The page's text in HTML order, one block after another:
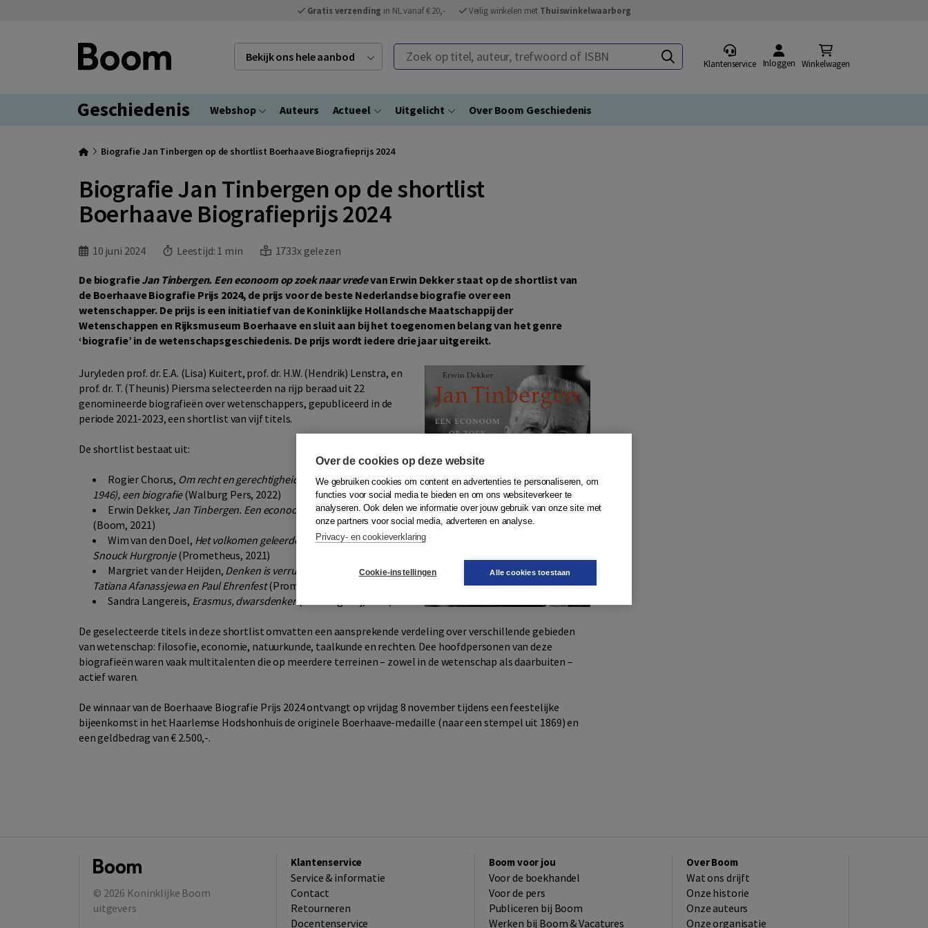
Gratis verzending in NL vanaf € 20,- Veilig winkelen met Thuiswinkelwaarborg
Bekijk ons hele aanbod Zoek op titel, auteur, trefwoord of ISBN
Klantenservice Inloggen Winkelwagen
Geschiedenis Webshop Auteurs Actueel Uitgelicht Over Boom Geschiedenis
Biografie Jan Tinbergen op de shortlist Boerhaave Biografieprijs 2024
Biografie Jan Tinbergen op de shortlist
Boerhaave Biografieprijs 2024
10 juni 2024 Leestijd: 1 min 1733x gelezen
De biografieJan Tinbergen. Een econoom op zoek naar vredevan Erwin Dekker staat op de shortlist van
de Boerhaave Biografie Prijs 2024, de prijs voor de beste Nederlandse biografie over een
wetenschapper. De prijs is een initiatief van de Koninklijke Hollandsche Maatschappij der
Wetenschappen en Rijksmuseum Boerhaave en sluit aan bij het toegenomen belang van het genre
‘biografie’ in de wetenschapsgeschiedenis. De prijs wordt iedere drie jaar uitgereikt.
Juryleden prof. dr. E.A. (Lisa) Kuitert, prof. dr. H.W. (Hendrik) Lenstra, en
prof. dr. T. (Theunis) Piersma selecteerden na rijp beraad uit 22
genomineerde biografieën over wetenschappers, gepubliceerd in de
periode 2021-2023, een shortlist van vijf titels.
De shortlist bestaat uit:
Rogier Chorus, Om recht en gerechtigheid. Paul Scholten (1875-
1946), een biografie(Walburg Pers, 2022)
Erwin Dekker, Jan Tinbergen. Een econoom op zoek naar vrede
(Boom, 2021)
Wim van den Doel, Het volkomen geleerdenleven van Christiaan
Snouck Hurgronje(Prometheus, 2021)
Margriet van der Heijden, Denken is verrukkelijk. Het leven van
Tatiana Afanassjewa en Paul Ehrenfest(Prometheus, 2021)
Sandra Langereis, Erasmus, dwarsdenker(De Bezige Bij, 2021)
De geselecteerde titels in deze shortlist omvatten een aansprekende verdeling over verschillende gebieden
van wetenschap: filosofie, economie, natuurkunde, taalkunde en rechten. Dee hoofdpersonen van deze
biografieën waren vaak multitalenten die op meerdere terreinen – zowel in de wetenschap als daarbuiten –
actief waren.
De winnaar van de Boerhaave Biografie Prijs 2024 ontvangt op vrijdag 8 november tijdens een feestelijke
bijeenkomst in het Haarlemse Hodshonhuis de originele Boerhaave-medaille (naar een stempel uit 1869) en
een geldbedrag van € 2.500,-.
© 2026 Koninklijke Boom
uitgevers
Klantenservice
Service & informatie
Contact
Retourneren
Docentenservice
Boom voor jou
Voor de boekhandel
Voor de pers
Publiceren bij Boom
Werken bij Boom & Vacatures
Over Boom
Wat ons drijft
Onze historie
Onze auteurs
Onze organisatie
Over de cookies op deze website
We gebruiken cookies om content en advertenties te personaliseren, om
functies voor social media te bieden en om ons websiteverkeer te
analyseren. Ook delen we informatie over jouw gebruik van onze site met
onze partners voor social media, adverteren en analyse.
Privacy- en cookieverklaring
Cookie-instellingen Alle cookies toestaan